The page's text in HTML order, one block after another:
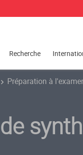
Recherche
Préparation à